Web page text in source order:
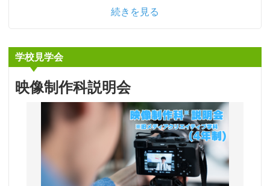
続きを見る
学校見学会
映像制作科説明会